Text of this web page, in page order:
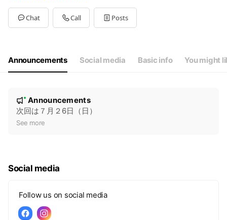
Chat Call Posts
Announcements Social media Basic info You might
e
New
Announcements
次回は７月２6日（日）
See more
Social media
Follow us on social media